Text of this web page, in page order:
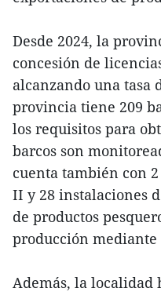
Desde 2024, la
concesión de
alcanzando una tasa
provincia tiene 209
los requisitos para
barcos son
cuenta también con
II y 28 instalaciones
de productos
producción mediante
Además, la localidad